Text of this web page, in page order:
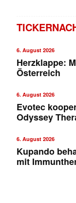
6. August 2026
Herzklappe:
Österreich
6. August 2026
Evotec
Odyssey
6. August 2026
Kupando
mit